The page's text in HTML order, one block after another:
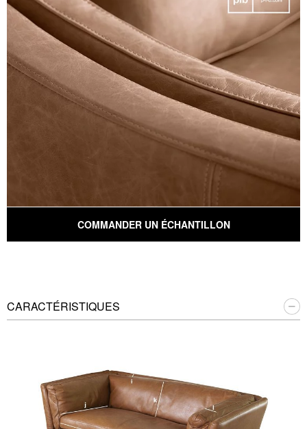
COMMANDER UN ÉCHANTILLON
CARACTÉRISTIQUES